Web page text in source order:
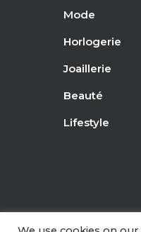
Mode
Horlogerie
Joaillerie
Beauté
Lifestyle